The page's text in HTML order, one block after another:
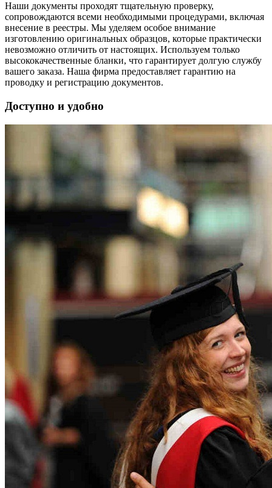
Наши документы проходят тщательную проверку,
сопровождаются всеми необходимыми процедурами, включая
внесение в реестры. Мы уделяем особое внимание
изготовлению оригинальных образцов, которые практически
невозможно отличить от настоящих. Используем только
высококачественные бланки, что гарантирует долгую службу
вашего заказа. Наша фирма предоставляет гарантию на
проводку и регистрацию документов.
Доступно и удобно